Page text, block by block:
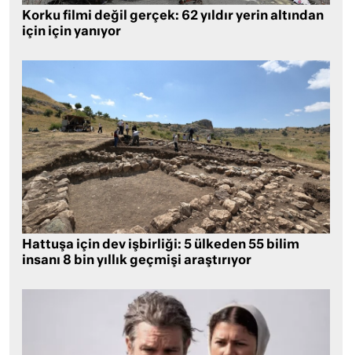
Korku filmi değil gerçek: 62 yıldır yerin altından
için için yanıyor
Hattuşa için dev işbirliği: 5 ülkeden 55 bilim
insanı 8 bin yıllık geçmişi araştırıyor